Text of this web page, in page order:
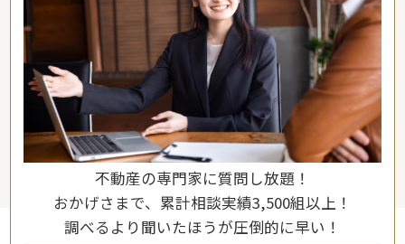
不動産の専門家に質問し放題！
おかげさまで、累計相談実績3,500組以上！
調べるより聞いたほうが圧倒的に早い！